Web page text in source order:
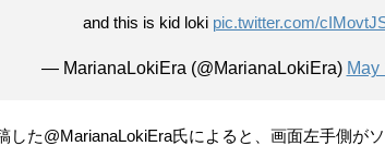
and this is kid loki pic.twitter.com/
— MarianaLokiEra (@MarianaLokiEra) May
した@MarianaLokiEra氏によると、画面左手側が